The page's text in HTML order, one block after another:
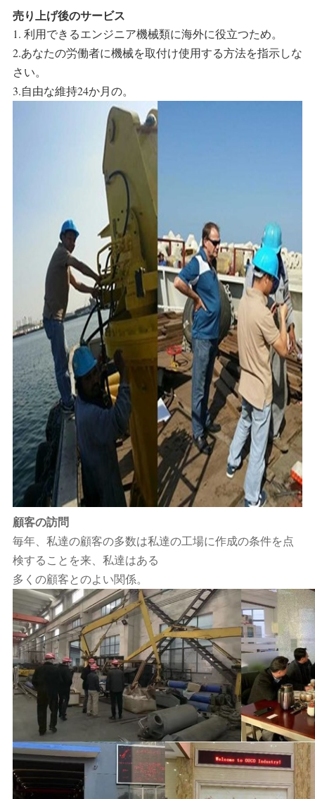
売り上げ後のサービス
1. 利用できるエンジニア機械類に海外に役立つため。
2.あなたの労働者に機械を取付け使用する方法を指示しな
さい。
3.自由な維持24か月の。
顧客の訪問
毎年、私達の顧客の多数は私達の工場に作成の条件を点
検することを来、私達はある
多くの顧客とのよい関係。